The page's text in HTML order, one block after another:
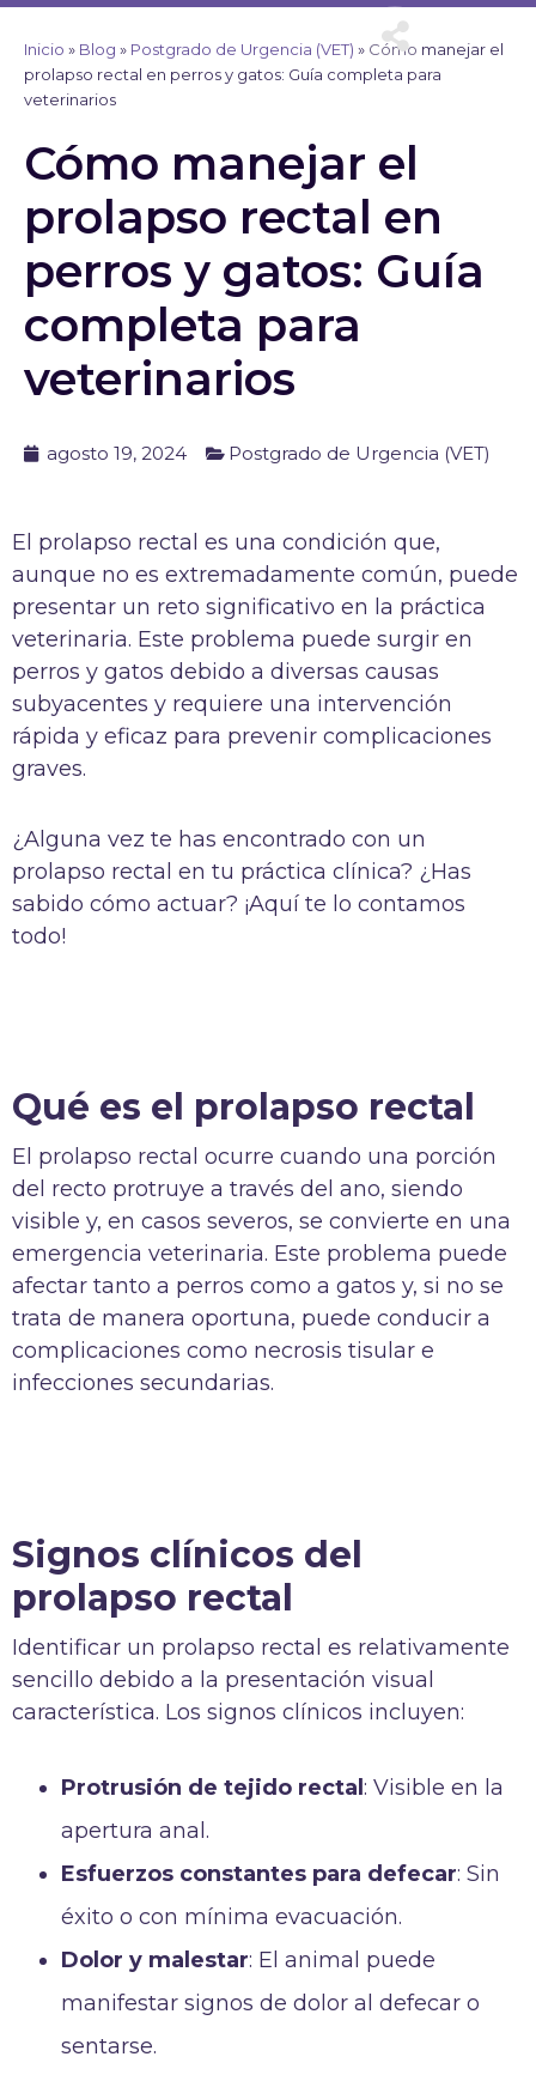
Ir
contenido
Inicio » Blog » Postgrado de Urgencia (VET) » Cómo manejar el
prolapso rectal en perros y gatos: Guía completa para
veterinarios
Cómo manejar el
prolapso rectal en
perros y gatos: Guía
completa para
veterinarios
agosto 19, 2024 Postgrado de Urgencia (VET)
El prolapso rectal es una condición que,
aunque no es extremadamente común, puede
presentar un reto significativo en la práctica
veterinaria. Este problema puede surgir en
perros y gatos debido a diversas causas
subyacentes y requiere una intervención
rápida y eficaz para prevenir complicaciones
graves.
¿Alguna vez te has encontrado con un
prolapso rectal en tu práctica clínica? ¿Has
sabido cómo actuar? ¡Aquí te lo contamos
todo!
Qué es el prolapso rectal
El prolapso rectal ocurre cuando una porción
del recto protruye a través del ano, siendo
visible y, en casos severos, se convierte en una
emergencia veterinaria. Este problema puede
afectar tanto a perros como a gatos y, si no se
trata de manera oportuna, puede conducir a
complicaciones como necrosis tisular e
infecciones secundarias.
Signos clínicos del
prolapso rectal
Identificar un prolapso rectal es relativamente
sencillo debido a la presentación visual
característica. Los signos clínicos incluyen:
Protrusión de tejido rectal: Visible en la
apertura anal.
Esfuerzos constantes para defecar: Sin
éxito o con mínima evacuación.
Dolor y malestar: El animal puede
manifestar signos de dolor al defecar o
sentarse.